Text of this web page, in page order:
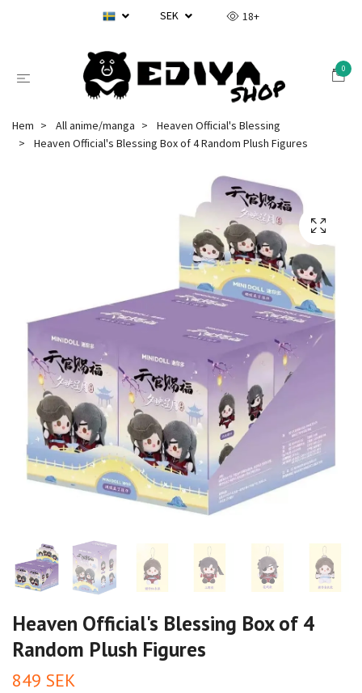
SEK 18+
0
Hem All anime/manga
Heaven Official's Blessing
Heaven Official's Blessing Box of 4 Random Plush Figures
Heaven Official's Blessing Box of 4
Random Plush Figures
849 SEK